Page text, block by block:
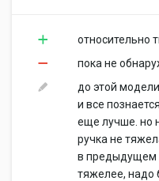
относительно
пока не
до этой
и все
еще лучше. но
ручка не
в предыдущем
тяжелее, надо